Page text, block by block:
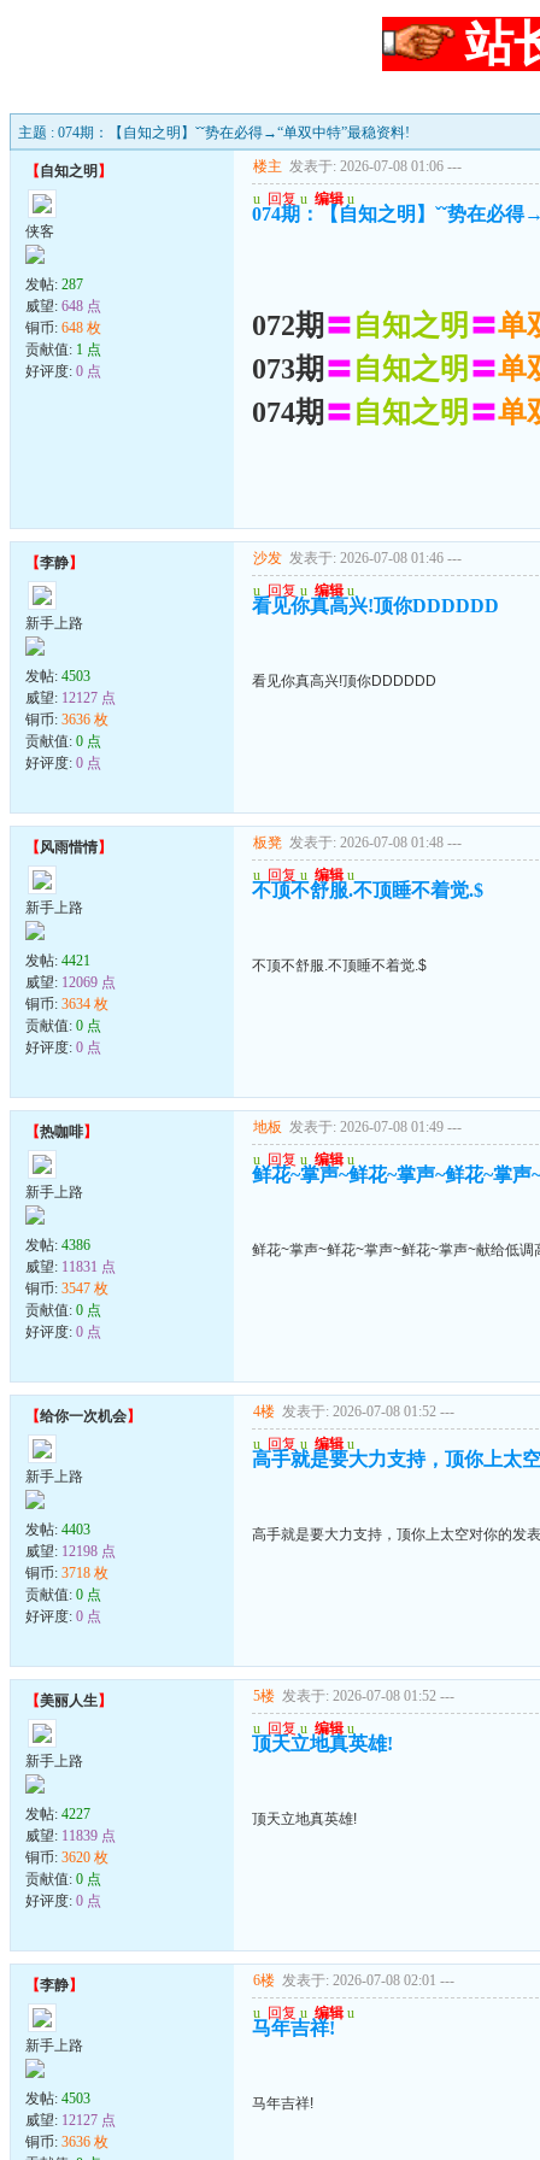
站
主题 : 074期：【自知之明】ˇˇ势在必得→“单双中特”最稳资料!
【自知之明 】
侠客
发帖: 287
威望: 648 点
铜币: 648 枚
贡献值: 1 点
好评度: 0 点
楼主 发表于: 2026-07-08 01:06 ---
u 回复 u 编辑 u
074期：【自知之明】ˇˇ势在必
072期 〓自知之明 〓单
073期 〓自知之明 〓单
074期 〓自知之明 〓单
【李静】
新手上路
发帖: 4503
威望: 12127 点
铜币: 3636 枚
贡献值: 0 点
好评度: 0 点
沙发 发表于: 2026-07-08 01:46 ---
u 回复 u 编辑 u
看见你真高兴!顶你DDDDDD
看见你真高兴!顶你DDDDDD
【风雨惜情】
新手上路
发帖: 4421
威望: 12069 点
铜币: 3634 枚
贡献值: 0 点
好评度: 0 点
板凳 发表于: 2026-07-08 01:48 ---
u 回复 u 编辑 u
不顶不舒服.不顶睡不着觉.$
不顶不舒服.不顶睡不着觉.$
【热咖啡】
新手上路
发帖: 4386
威望: 11831 点
铜币: 3547 枚
贡献值: 0 点
好评度: 0 点
地板 发表于: 2026-07-08 01:49 ---
u 回复 u 编辑 u
鲜花~掌声~鲜花~掌声~鲜花~掌声
鲜花~掌声~鲜花~掌声~鲜花~掌声~献给低调
【给你一次机会】
新手上路
发帖: 4403
威望: 12198 点
铜币: 3718 枚
贡献值: 0 点
好评度: 0 点
4楼 发表于: 2026-07-08 01:52 ---
u 回复 u 编辑 u
高手就是要大力支持，顶你上太
高手就是要大力支持，顶你上太空对你的发表
【美丽人生】
新手上路
发帖: 4227
威望: 11839 点
铜币: 3620 枚
贡献值: 0 点
好评度: 0 点
5楼 发表于: 2026-07-08 01:52 ---
u 回复 u 编辑 u
顶天立地真英雄!
顶天立地真英雄!
【李静】
新手上路
发帖: 4503
威望: 12127 点
铜币: 3636 枚
6楼 发表于: 2026-07-08 02:01 ---
u 回复 u 编辑 u
马年吉祥!
马年吉祥!